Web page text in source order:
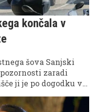
končala v
šova Sanjski
zaradi
ji je po dogodku v
pripor,
fizično napadla